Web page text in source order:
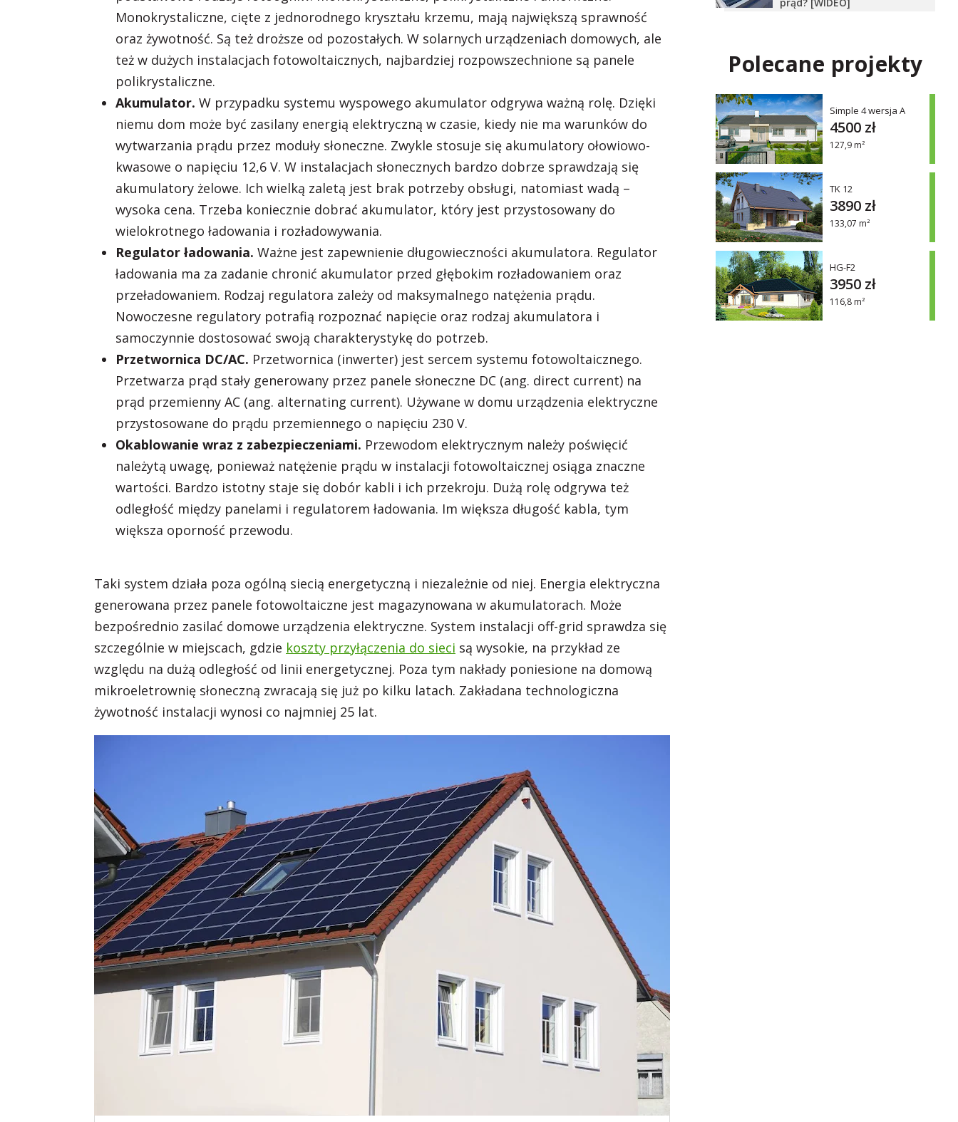
Monokrystaliczne, cięte z jednorodnego kryształu krzemu, mają największą sprawność
oraz żywotność. Są też droższe od pozostałych. W solarnych urządzeniach domowych, ale
też w dużych instalacjach fotowoltaicznych, najbardziej rozpowszechnione są panele
polikrystaliczne.
Akumulator. W przypadku systemu wyspowego akumulator odgrywa ważną rolę. Dzięki
niemu dom może być zasilany energią elektryczną w czasie, kiedy nie ma warunków do
wytwarzania prądu przez moduły słoneczne. Zwykle stosuje się akumulatory ołowiowo-
kwasowe o napięciu 12,6 V. W instalacjach słonecznych bardzo dobrze sprawdzają się
akumulatory żelowe. Ich wielką zaletą jest brak potrzeby obsługi, natomiast wadą –
wysoka cena. Trzeba koniecznie dobrać akumulator, który jest przystosowany do
wielokrotnego ładowania i rozładowywania.
Regulator ładowania. Ważne jest zapewnienie długowieczności akumulatora. Regulator
ładowania ma za zadanie chronić akumulator przed głębokim rozładowaniem oraz
przeładowaniem. Rodzaj regulatora zależy od maksymalnego natężenia prądu.
Nowoczesne regulatory potrafią rozpoznać napięcie oraz rodzaj akumulatora i
samoczynnie dostosować swoją charakterystykę do potrzeb.
Przetwornica DC/AC. Przetwornica (inwerter) jest sercem systemu fotowoltaicznego.
Przetwarza prąd stały generowany przez panele słoneczne DC (ang. direct current) na
prąd przemienny AC (ang. alternating current). Używane w domu urządzenia elektryczne
przystosowane do prądu przemiennego o napięciu 230 V.
Okablowanie wraz z zabezpieczeniami. Przewodom elektrycznym należy poświęcić
należytą uwagę, ponieważ natężenie prądu w instalacji fotowoltaicznej osiąga znaczne
wartości. Bardzo istotny staje się dobór kabli i ich przekroju. Dużą rolę odgrywa też
odległość między panelami i regulatorem ładowania. Im większa długość kabla, tym
większa oporność przewodu.
Taki system działa poza ogólną siecią energetyczną i niezależnie od niej. Energia elektryczna
generowana przez panele fotowoltaiczne jest magazynowana w akumulatorach. Może
bezpośrednio zasilać domowe urządzenia elektryczne. System instalacji off-grid sprawdza się
szczególnie w miejscach, gdzie koszty przyłączenia do sieci są wysokie, na przykład ze
względu na dużą odległość od linii energetycznej. Poza tym nakłady poniesione na domową
mikroeletrownię słoneczną zwracają się już po kilku latach. Zakładana technologiczna
żywotność instalacji wynosi co najmniej 25 lat.
Polecane projekty
Simple 4 wersja A
127,9 m²
4500 zł
TK 12
133,07 m²
3890 zł
HG-F2
116,8 m²
3950 zł